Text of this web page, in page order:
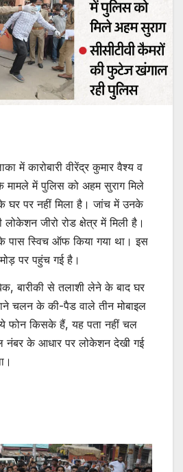
में कारोबारी वीरेंद्र कुमार वैश्य व
मामले में पुलिस को अहम सुराग मिले
घर पर नहीं मिला है। जांच में उनके
जीरो रोड क्षेत्र में मिली है।
पास स्विच ऑफ किया गया था। इस
पर पहुंच गई है।
बारीकी से तलाशी लेने के बाद घर
चलन के की-पैड वाले तीन मोबाइल
फोन किसके हैं, यह पता नहीं चल
नंबर के आधार पर लोकेशन देखी गई